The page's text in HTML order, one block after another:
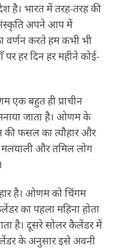
है। भारत में तरह-तरह की
अपने आप में
करते हम कभी भी
हर दिन हर महीने कोई-
एक बहुत ही प्राचीन
मनाया जाता है। ओणम के
फसल का त्यौहार और
मलयाली और तमिल लोग
है। ओणम को चिंगम
का पहला महिना होता
है। दूसरे सोलर कैलेंडर में
के अनुसार इसे अवनी